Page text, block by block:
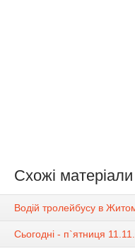
Схожі матеріали
Водій тролейбусу в
Сьогодні - п`ятниця